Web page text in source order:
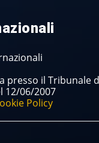
presso il Tribunale
12/06/2007
Policy